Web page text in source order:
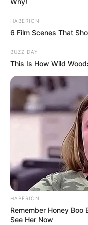
gondolkodást.
dátumok: 1526,
1867, 1956 és
Mohács kapcsán
hangsúlyozta: a
történelem egyik
legfájóbb
hogy a háború
pusztítást hoz,
nemzeti
kell lennie
Magyarország
kimaradjon
fegyveres
konfliktusból.
tett arra, hogy
HABERION
6 Film Scenes That
BUZZ DAY
This Is How Wild
HABERION
Remember Honey Boo
See Her Now